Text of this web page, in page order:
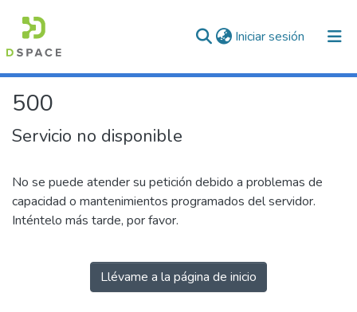
Iniciar sesión (current)
500
Servicio no disponible
No se puede atender su petición debido a problemas de
capacidad o mantenimientos programados del servidor.
Inténtelo más tarde, por favor.
Llévame a la página de inicio